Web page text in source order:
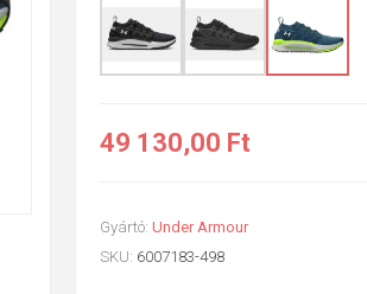
49 130,00 Ft
Gyártó: Under Armour
SKU: 6007183-498